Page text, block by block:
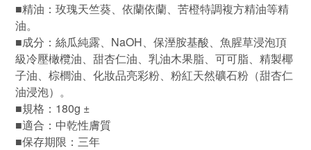
■精油：玫瑰天竺葵、依蘭依蘭、苦橙特調複方精油等精
油。
■成分：絲瓜純露、NaOH、保溼胺基酸、魚腥草浸泡頂
級冷壓橄欖油、甜杏仁油、乳油木果脂、可可脂、精製椰
子油、棕櫚油、化妝品亮彩粉、粉紅天然礦石粉（甜杏仁
油浸泡） 。
■規格 ：180g ±
■適合：中乾性膚質
■保存期限：三年